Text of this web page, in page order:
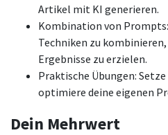
Artikel mit KI generieren.
Kombination von
Techniken zu
Ergebnisse zu erzielen.
Praktische Übungen:
optimiere deine eigenen
Dein Mehrwert